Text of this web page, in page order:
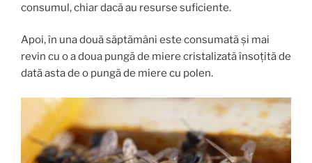
consumul, chiar dacă au resurse suficiente.
Apoi, în una două săptămâni este consumată și mai
revin cu o a doua pungă de miere cristalizată însoțită de
dată asta de o pungă de miere cu polen.